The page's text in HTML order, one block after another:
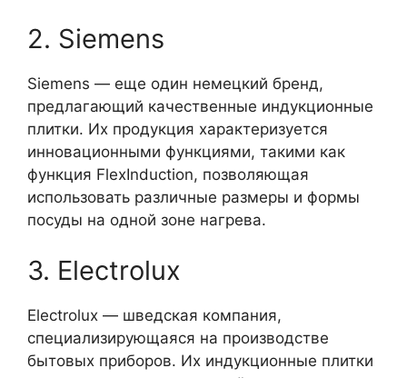
2. Siemens
Siemens — еще один немецкий бренд,
предлагающий качественные индукционные
плитки. Их продукция характеризуется
инновационными функциями, такими как
функция FlexInduction, позволяющая
использовать различные размеры и формы
посуды на одной зоне нагрева.
3. Electrolux
Electrolux — шведская компания,
специализирующаяся на производстве
бытовых приборов. Их индукционные плитки